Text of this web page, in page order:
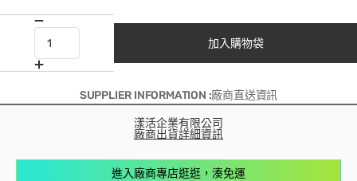
加入購物袋
SUPPLIER INFORMATION :廠商直送資訊
漾活企業有限公司
廠商出貨詳細資訊
進入廠商專店逛逛，湊免運